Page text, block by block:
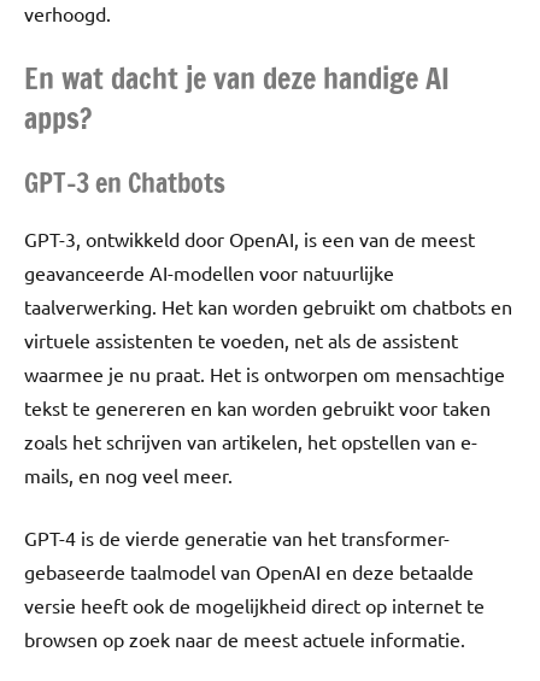
verhoogd.
En wat dacht je van deze handige AI
apps?
GPT-3 en Chatbots
GPT-3, ontwikkeld door OpenAI, is een van de meest
geavanceerde AI-modellen voor natuurlijke
taalverwerking. Het kan worden gebruikt om chatbots en
virtuele assistenten te voeden, net als de assistent
waarmee je nu praat. Het is ontworpen om mensachtige
tekst te genereren en kan worden gebruikt voor taken
zoals het schrijven van artikelen, het opstellen van e-
mails, en nog veel meer.
GPT-4 is de vierde generatie van het transformer-
gebaseerde taalmodel van OpenAI en deze betaalde
versie heeft ook de mogelijkheid direct op internet te
browsen op zoek naar de meest actuele informatie.